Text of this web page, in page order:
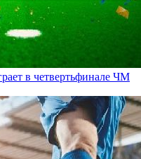
в четвертьфинале ЧМ